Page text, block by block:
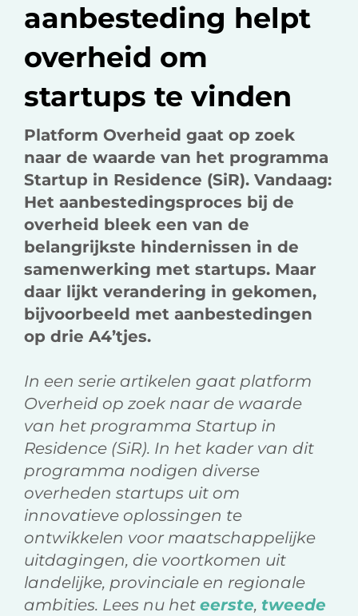
b
k
e
d
a
aanbesteding helpt
overheid om
startups te vinden
Platform Overheid gaat op zoek
naar de waarde van het programma
Startup in Residence (SiR). Vandaag:
Het aanbestedingsproces bij de
overheid bleek een van de
belangrijkste hindernissen in de
samenwerking met startups. Maar
daar lijkt verandering in gekomen,
bijvoorbeeld met aanbestedingen
op drie A4’tjes.
In een serie artikelen gaat platform
Overheid op zoek naar de waarde
van het programma Startup in
Residence (SiR). In het kader van dit
programma nodigen diverse
overheden startups uit om
innovatieve oplossingen te
ontwikkelen voor maatschappelijke
uitdagingen, die voortkomen uit
landelijke, provinciale en regionale
ambities. Lees nu het eerste, tweede